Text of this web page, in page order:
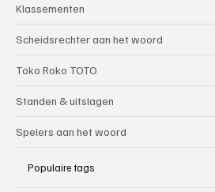
Klassementen
Scheidsrechter aan het woord
Toko Roko TOTO
Standen & uitslagen
Spelers aan het woord
Populaire tags